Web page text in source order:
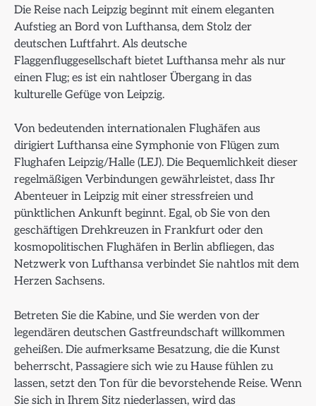
Die Reise nach Leipzig beginnt mit einem eleganten
Aufstieg an Bord von Lufthansa, dem Stolz der
deutschen Luftfahrt. Als deutsche
Flaggenfluggesellschaft bietet Lufthansa mehr als nur
einen Flug; es ist ein nahtloser Übergang in das
kulturelle Gefüge von Leipzig.
Von bedeutenden internationalen Flughäfen aus
dirigiert Lufthansa eine Symphonie von Flügen zum
Flughafen Leipzig/Halle (LEJ). Die Bequemlichkeit dieser
regelmäßigen Verbindungen gewährleistet, dass Ihr
Abenteuer in Leipzig mit einer stressfreien und
pünktlichen Ankunft beginnt. Egal, ob Sie von den
geschäftigen Drehkreuzen in Frankfurt oder den
kosmopolitischen Flughäfen in Berlin abfliegen, das
Netzwerk von Lufthansa verbindet Sie nahtlos mit dem
Herzen Sachsens.
Betreten Sie die Kabine, und Sie werden von der
legendären deutschen Gastfreundschaft willkommen
geheißen. Die aufmerksame Besatzung, die die Kunst
beherrscht, Passagiere sich wie zu Hause fühlen zu
lassen, setzt den Ton für die bevorstehende Reise. Wenn
Sie sich in Ihrem Sitz niederlassen, wird das